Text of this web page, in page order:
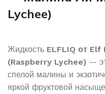
Lychee)
Жидкость ELFLIQ от
(Raspberry Lychee) —
спелой малины и
яркой фруктовой